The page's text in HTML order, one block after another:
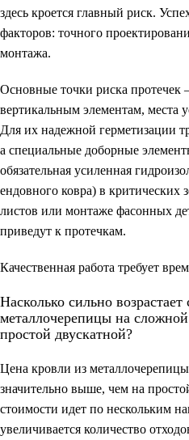
здесь кроется главный риск.
факторов: точного
монтажа.
Основные точки риска протечек
вертикальным элементам, места
Для их надежной герметизации
а специальные доборные
обязательная усиленная
ендовного ковра) в критических
листов или монтаже фасонных
приведут к протечкам.
Качественная работа требует
Насколько сильно
металлочерепицы на
простой двускатной?
Цена кровли из
значительно выше, чем на
стоимости идет по нескольким
увеличивается количество